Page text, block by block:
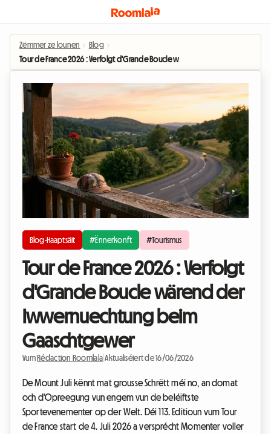
Zëmmer ze lounen › Blog ›
Tour de France 2026 : Verfolgt d'Grande Boucle wärend der
Blog-Haaptsäit #Ënnerkonft #Tourismus
Tour de France 2026 : Verfolgt
d'Grande Boucle wärend der
Iwwernuechtung beim
Gaaschtgewer
Vum Rédaction Roomlala |Aktualiséiert de 16/06/2026
De Mount Juli kënnt mat grousse Schrëtt méi no, an domat
och d'Opreegung vun engem vun de beléiftste
Sportevenementer op der Welt. Déi 113. Editioun vum Tour
de France start de 4. Juli 2026 a versprécht Momenter voller